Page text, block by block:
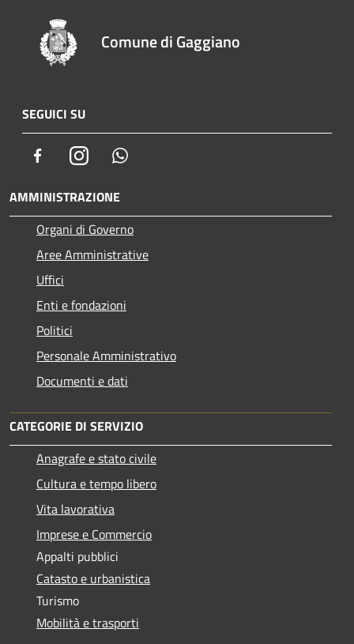
Comune di Gaggiano
SEGUICI SU
FacebookInstagram
AMMINISTRAZIONE
Organi di Governo
Aree Amministrative
Uffici
Enti e fondazioni
Politici
Personale Amministrativo
Documenti e dati
CATEGORIE DI SERVIZIO
Anagrafe e stato civile
Cultura e tempo libero
Vita lavorativa
Imprese e Commercio
Appalti pubblici
Catasto e urbanistica
Turismo
Mobilità e trasporti